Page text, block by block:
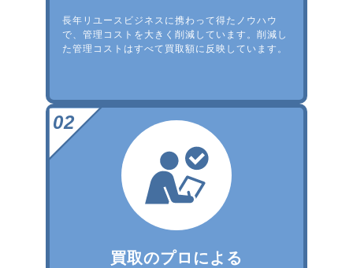
長年リユースビジネスに携わって得たノウハウ
で、管理コストを大きく削減しています。削減し
た管理コストはすべて買取額に反映しています。
買取のプロによる